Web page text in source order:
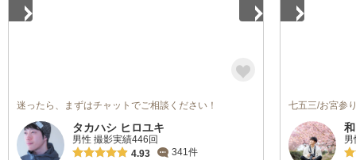
迷ったら、まずはチャットでご相談ください！
タカハシ ヒロユキ
男性 撮影実績446回
4.93
341件
七五三/お宮参